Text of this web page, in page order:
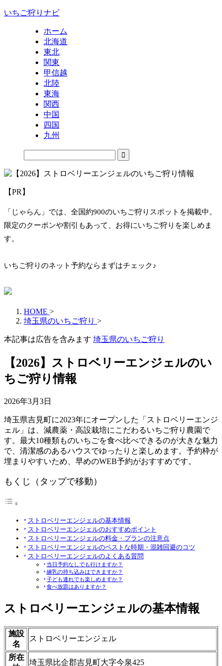
いちご狩りナビ
ホーム
北海道
東北
関東
甲信越
北陸
東海
関西
中国
四国
九州
【PR】
「じゃらん」では、全国約900のいちご狩りスポットを掲載中。
限定のクーポンや割引もあって、お得にいちご狩りを楽しめま
す。
いちご狩りのネット予約ならまずはチェック♪
HOME >
埼玉県のいちご狩り >
本記事は広告を含みます 埼玉県のいちご狩り
【2026】ストロベリーエンジェルのい
ちご狩り情報
2026年3月3日
埼玉県吉見町に2023年にオープンした「ストロベリーエンジ
ェル」は、減農薬・高設栽培にこだわるいちご狩り農園で
す。最大10種類ものいちごを食べ比べできるのが大きな魅力
で、清潔感のあるハウスでゆったりと楽しめます。予約枠が
埋まりやすいため、早めのWEB予約がおすすめです。
もくじ（タップで移動）
ストロベリーエンジェルの基本情報
ストロベリーエンジェルのおすすめポイント
ストロベリーエンジェルの料金・プランの注意点
ストロベリーエンジェルのベストな時期・混雑回避のコツ
ストロベリーエンジェルのよくある質問
当日予約なしでも行けますか？
練乳の持ち込みはできますか？
子ども連れでも楽しめますか？
食べ放題はありますか？
ストロベリーエンジェルの基本情報
施設
名
ストロベリーエンジェル
所在
埼玉県比企郡吉見町大字今泉425